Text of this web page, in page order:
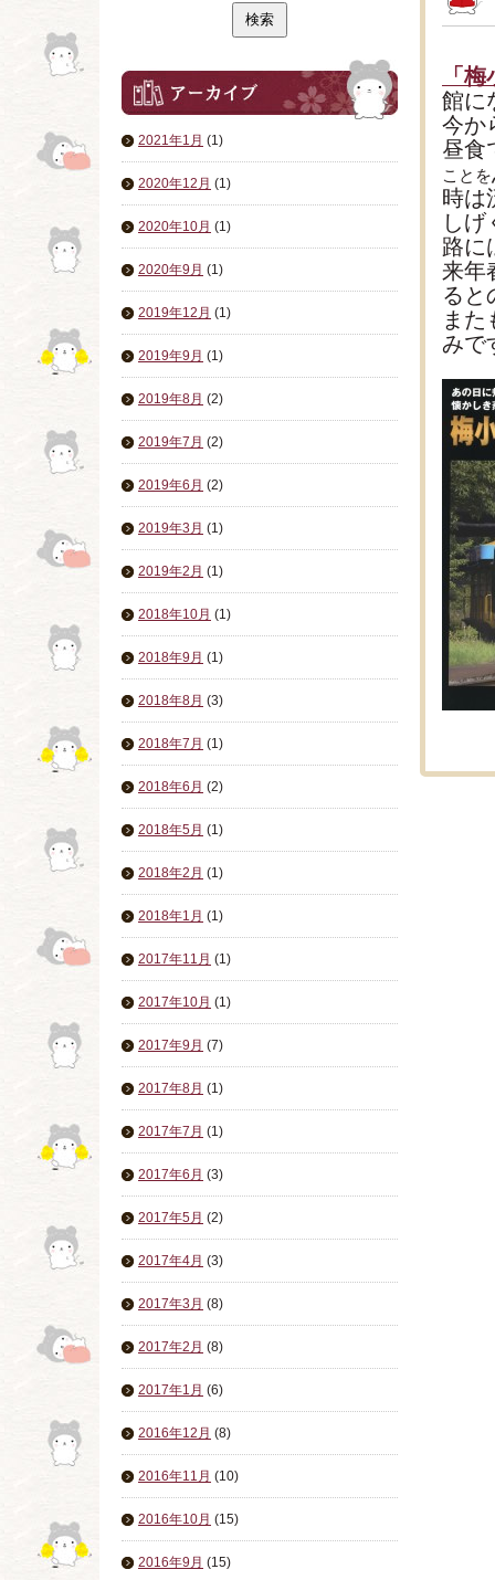
2021年1月 (1)
2020年12月 (1)
2020年10月 (1)
2020年9月 (1)
2019年12月 (1)
2019年9月 (1)
2019年8月 (2)
2019年7月 (2)
2019年6月 (2)
2019年3月 (1)
2019年2月 (1)
2018年10月 (1)
2018年9月 (1)
2018年8月 (3)
2018年7月 (1)
2018年6月 (2)
2018年5月 (1)
2018年2月 (1)
2018年1月 (1)
2017年11月 (1)
2017年10月 (1)
2017年9月 (7)
2017年8月 (1)
2017年7月 (1)
2017年6月 (3)
2017年5月 (2)
2017年4月 (3)
2017年3月 (8)
2017年2月 (8)
2017年1月 (6)
2016年12月 (8)
2016年11月 (10)
2016年10月 (15)
2016年9月 (15)
「
館に
今か
昼食
ことを
時は
し
路に
来年
ると
ま
みで